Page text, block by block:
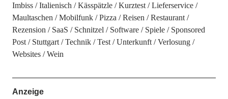
Imbiss
Italienisch Kässpätzle Kurztest
Lieferservice
Maultaschen
Mobilfunk Pizza Reisen
Restaurant
Rezension
SaaS Schnitzel Software Spiele
Sponsored
Post
Stuttgart Technik Test Unterkunft
Verlosung
Websites
Wein
Anzeige